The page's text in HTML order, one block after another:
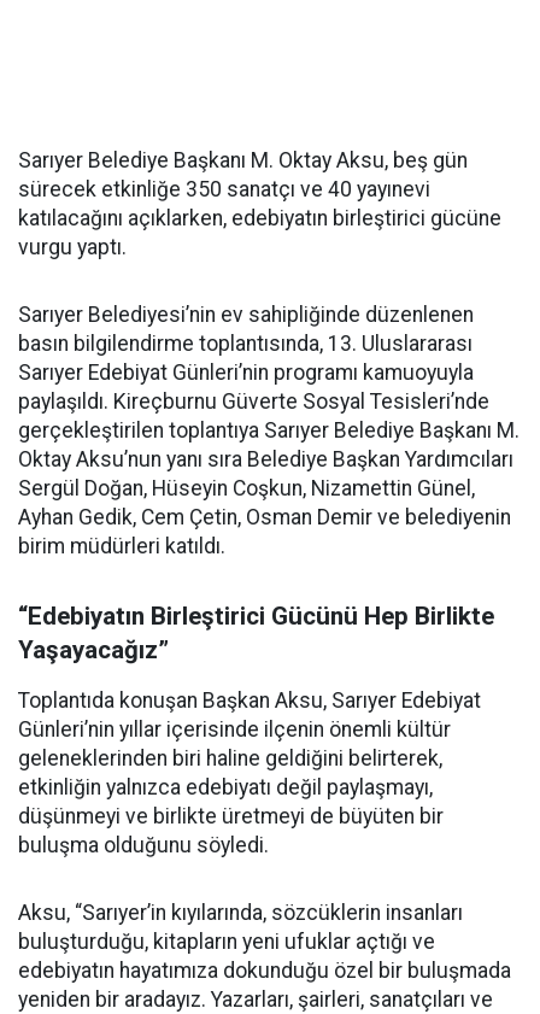
Sarıyer Belediye Başkanı M. Oktay Aksu, beş gün
sürecek etkinliğe 350 sanatçı ve 40 yayınevi
katılacağını açıklarken, edebiyatın birleştirici gücüne
vurgu yaptı.
Sarıyer Belediyesi’nin ev sahipliğinde düzenlenen
basın bilgilendirme toplantısında, 13. Uluslararası
Sarıyer Edebiyat Günleri’nin programı kamuoyuyla
paylaşıldı. Kireçburnu Güverte Sosyal Tesisleri’nde
gerçekleştirilen toplantıya Sarıyer Belediye Başkanı M.
Oktay Aksu’nun yanı sıra Belediye Başkan Yardımcıları
Sergül Doğan, Hüseyin Coşkun, Nizamettin Günel,
Ayhan Gedik, Cem Çetin, Osman Demir ve belediyenin
birim müdürleri katıldı.
“Edebiyatın Birleştirici Gücünü Hep Birlikte
Yaşayacağız”
Toplantıda konuşan Başkan Aksu, Sarıyer Edebiyat
Günleri’nin yıllar içerisinde ilçenin önemli kültür
geleneklerinden biri haline geldiğini belirterek,
etkinliğin yalnızca edebiyatı değil paylaşmayı,
düşünmeyi ve birlikte üretmeyi de büyüten bir
buluşma olduğunu söyledi.
Aksu, “Sarıyer’in kıyılarında, sözcüklerin insanları
buluşturduğu, kitapların yeni ufuklar açtığı ve
edebiyatın hayatımıza dokunduğu özel bir buluşmada
yeniden bir aradayız. Yazarları, şairleri, sanatçıları ve